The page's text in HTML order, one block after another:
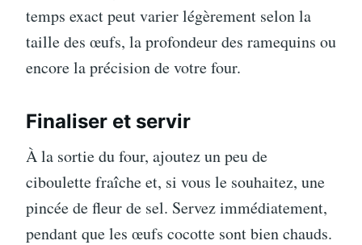
temps exact peut varier légèrement selon la
taille des œufs, la profondeur des ramequins ou
encore la précision de votre four.
Finaliser et servir
À la sortie du four, ajoutez un peu de
ciboulette fraîche et, si vous le souhaitez, une
pincée de fleur de sel. Servez immédiatement,
pendant que les œufs cocotte sont bien chauds.